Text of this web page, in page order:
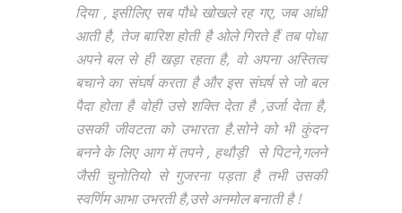
दिया , इसीलिए सब पौधे खोखले रह गए, जब आंधी
आती है, तेज बारिश होती है ओले गिरते हैं तब पोधा
अपने बल से ही खड़ा रहता है, वो अपना अस्तित्व
बचाने का संघर्ष करता है और इस संघर्ष से जो बल
पैदा होता है वोही उसे शक्ति देता है ,उर्जा देता है,
उसकी जीवटता को उभारता है.सोने को भी कुंदन
बनने के लिए आग में तपने , हथौड़ी से पिटने,गलने
जैसी चुनोतियो से गुजरना पड़ता है तभी उसकी
स्वर्णिम आभा उभरती है,उसे अनमोल बनाती है !